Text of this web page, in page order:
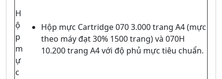
H
ộ
p
m
ự
c
Hộp mực Cartridge 070 3.000 trang A4 (mực
theo máy đạt 30% 1500 trang) và 070H
10.200 trang A4 với độ phủ mực tiêu chuẩn.